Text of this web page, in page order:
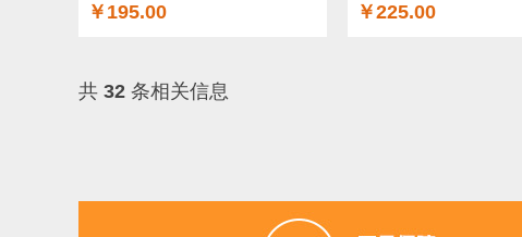
￥195.00 ￥225.00
共 32 条相关信息